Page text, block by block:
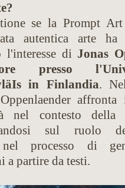
se la Prompt Art
autentica arte ha
l'interesse diJonas
presso
in Finlandia.
nel contesto della
sul ruolo
nel processo di
a partire da testi.